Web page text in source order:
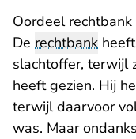
Oordeel rechtbank
De rechtbank
slachtoffer, terwijl
heeft gezien. Hij
terwijl daarvoor
was. Maar